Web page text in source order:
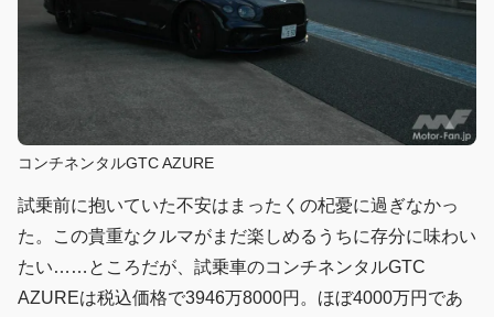
コンチネンタルGTC AZURE
試乗前に抱いていた不安はまったくの杞憂に過ぎなかっ
た。この貴重なクルマがまだ楽しめるうちに存分に味わい
たい……ところだが、試乗車のコンチネンタルGTC
AZUREは税込価格で3946万8000円。ほぼ4000万円であ